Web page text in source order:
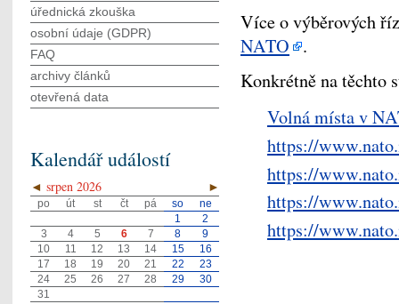
Více o výběrových
NATO
.
Konkrétně na těchto
Volná místa v
https://
https://
https://
https://
úřednická zkouška
osobní údaje (GDPR)
FAQ
archivy článků
otevřená data
Kalendář událostí
◄ ►
srpen 2026
po út st čt pá so
ne
1
2
3
4 5 6 7 8
9
10
11 12 13 14 15
16
17
18 19 20 21 22
23
24
25 26 27 28 29
30
31